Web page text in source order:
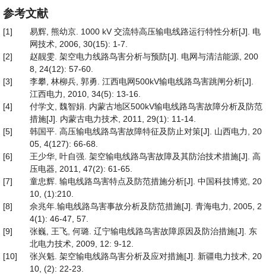
参考文献
[1]
易辉, 熊幼京. 1000 kV 交流特高压输电线路运行特性分析[J]. 电
网技术, 2006, 30(15): 1-7.
[2]
赵靓雯. 架空电力线路鸟害分析与预防[J]. 电网与清洁能源, 200
8, 24(12): 57-60.
[3]
李攀, 林柳兵, 郭勇. 江西电网500kV输电线路鸟害跳闸分析[J].
江西电力, 2010, 34(5): 13-16.
[4]
付学文, 魏智娟. 内蒙古地区500kV输电线路鸟害故障分析及防范
措施[J]. 内蒙古电力技术, 2011, 29(1): 11-14.
[5]
韩国平. 高压输电线路鸟害故障特征及防止对策[J]. 山西电力, 20
05, 4(127): 66-68.
[6]
王少华, 叶自强. 架空输电线路鸟害故障及其防治技术措施[J]. 高
压电器, 2011, 47(2): 61-65.
[7]
童忠辉. 输电线路鸟害特点及防范措施分析[J]. 中国科技博览, 20
10, (1):210.
[8]
佘兆年.输电线路鸟害事故分析及防范措施[J]. 青海电力, 2005, 2
4(1): 46-47, 57.
[9]
张巍, 王飞, 何璐. 辽宁输电线路鸟害故障原因及防治措施[J]. 东
北电力技术, 2009, 12: 9-12.
[10]
张兴魁. 架空输电线路鸟害分析及应对措施[J]. 新疆电力技术, 20
10, (2): 22-23.